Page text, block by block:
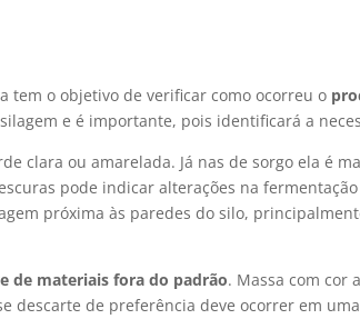
tem o objetivo de verificar como ocorreu o
e é importante, pois identificará a
clara ou amarelada. Já nas de sorgo ela é
pode indicar alterações na
próxima às paredes do silo,
de materiais fora do padrão. Massa com cor
descartede preferência deve ocorrer em